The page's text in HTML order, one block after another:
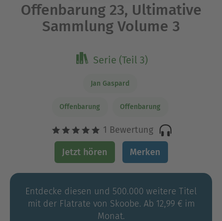
Offenbarung 23, Ultimative
Sammlung Volume 3
Serie (Teil 3)
Jan Gaspard
Offenbarung Offenbarung
1 Bewertung
Jetzt hören Merken
Entdecke diesen und 500.000 weitere Titel
mit der Flatrate von Skoobe. Ab 12,99 € im
Monat.